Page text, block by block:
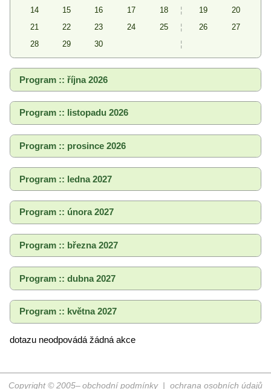
14
15 16 17 18 ¦ 19
20
21
22 23 24 25 ¦ 26
27
28
29 30 ¦
Program :: října 2026
Program :: listopadu 2026
Program :: prosince 2026
Program :: ledna 2027
Program :: února 2027
Program :: března 2027
Program :: dubna 2027
Program :: května 2027
dotazu neodpovádá žádná akce
obchodní podmínky|ochrana osobních údajů
Copyright © 2005–